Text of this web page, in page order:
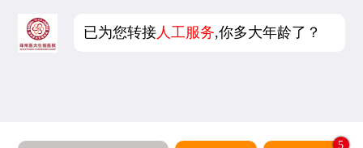
已为您转接 人工服务,你多大年龄了？
5